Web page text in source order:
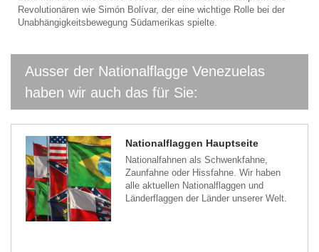
Revolutionären wie Simón Bolívar, der eine wichtige Rolle bei der
Unabhängigkeitsbewegung Südamerikas spielte.
Ausser der Nationalflagge Venezuelas
haben wir auch das für Sie:
Nationalflaggen Hauptseite
Nationalfahnen als Schwenkfahne,
Zaunfahne oder Hissfahne. Wir haben
alle aktuellen Nationalflaggen und
Länderflaggen der Länder unserer Welt.